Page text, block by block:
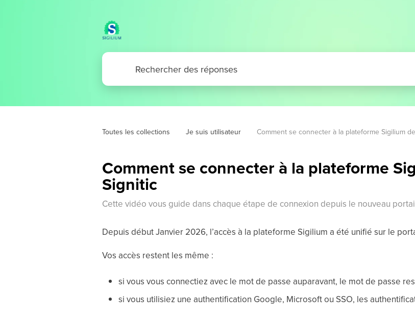
Toutes les collections Je suis utilisateur Comment se connecter à la plateforme Sigilium
Comment se connecter à la plateforme
Signitic
Cette vidéo vous guide dans chaque étape de connexion depuis le nouveau
Depuis début Janvier 2026, l’accès à la plateforme Sigilium a été unifié sur le
Vos accès restent les même :
si vous vous connectiez avec le mot de passe auparavant, le mot de passe
si vous utilisiez une authentification Google, Microsoft ou SSO, les